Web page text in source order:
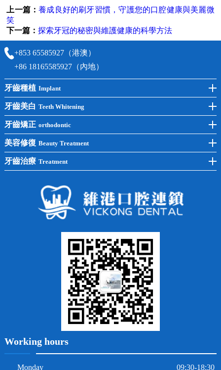
上一篇：養成良好的刷牙習慣，守護您的口腔健康與美麗微
笑
下一篇：探索牙冠的秘密與維護健康的科學方法
+853 65585927（港澳）
+86 18165585927（內地）
牙齒種植 Implant
前牙種植
後牙種植
單顆種植
半口種植
全口種植
牙齒美白 Teeth Whitening
冷光美白
洗牙
黃黑牙
常見問題
牙齒矯正 orthodontic
牙齒矯正
兒童矯正
牙列不齊
美容修復 Beauty Treatment
全瓷牙
牙齒治療 Treatment
牙齦出血
Working hours
Monday 09:30-18:30